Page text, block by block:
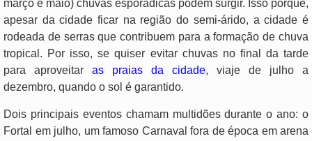
março e maio) chuvas esporádicas podem surgir. Isso porque,
apesar da cidade ficar na região do semi-árido, a cidade é
rodeada de serras que contribuem para a formação de chuva
tropical. Por isso, se quiser evitar chuvas no final da tarde
para aproveitar as praias da cidade, viaje de julho a
dezembro, quando o sol é garantido.
Dois principais eventos chamam multidões durante o ano: o
Fortal em julho, um famoso Carnaval fora de época em arena